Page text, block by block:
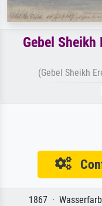
Gebel
(Gebel Sheikh
1867 ·